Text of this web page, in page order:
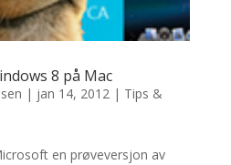
8 på Mac
| jan 14, 2012| Tips &
en prøveversjon av